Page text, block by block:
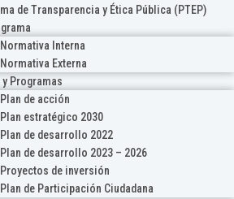
de Transparencia y Ética Pública (PTEP)
Normativa Interna
Normativa Externa
y Programas
Plan de acción
Plan estratégico 2030
Plan de desarrollo 2022
Plan de desarrollo 2023 – 2026
Proyectos de inversión
Plan de Participación Ciudadana